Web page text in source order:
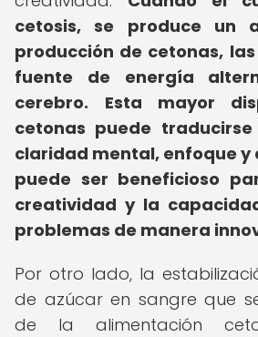
cetosis, se produce un
producción de cetonas,
fuente de energía
cerebro.
Esta mayor
cetonas puede
claridad mental, enfoque y
puede ser beneficioso
creatividad y la
problemas de manera
Por otro lado, la
de azúcar en sangre que
de la alimentación